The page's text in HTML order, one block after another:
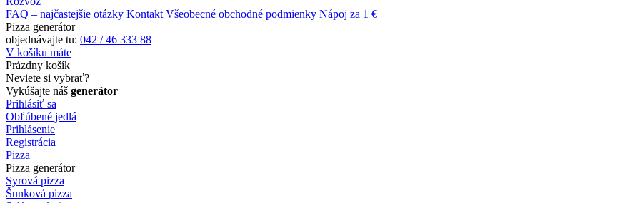
FAQ – najčastejšie otázky Kontakt Všeobecné obchodné podmienky Nápoj za 1 €
Pizza generátor
objednávajte tu: 042 / 46 333 88
V košíku máte
Prázdny košík
Neviete si vybrať?
Vykúšajte náš generátor
Prihlásiť sa
Obľúbené jedlá
Prihlásenie
Registrácia
Pizza
Pizza generátor
Syrová pizza
Šunková pizza